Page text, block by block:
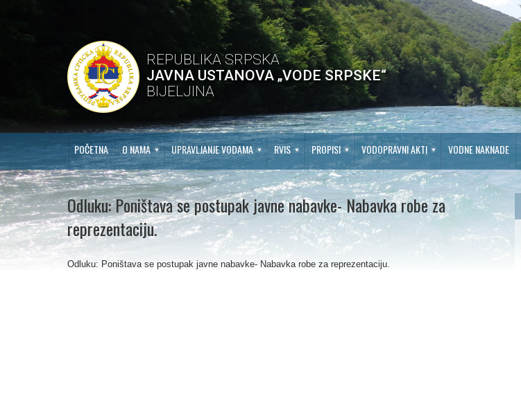
REPUBLIKA SRPSKA
JAVNA USTANOVA „VODE SRPSKE“
BIJELJINA
POČETNA O NAMA UPRAVLJANJE VODAMA RVIS PROPISI VODOPRAVNI AKTI VODNE NAKNADE
Odluku: Poništava se postupak javne nabavke- Nabavka robe za
reprezentaciju.
Odluku: Poništava se postupak javne nabavke- Nabavka robe za reprezentaciju.